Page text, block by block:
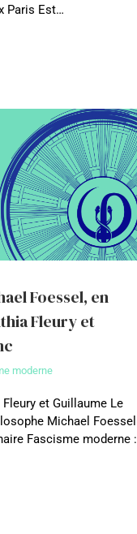
Paris Est…
Foessel, en
Fleury et
moderne
et Guillaume Le
Michael Foessel
Fascisme moderne :